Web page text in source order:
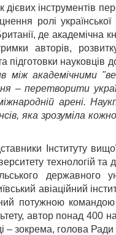
дієвих інструментів
ролі
де академічна
авторів,
науковців
між академічними
– перетворити
арені.
яка зрозуміла
Інституту
технологій
державного
авіаційний
потужною
автор понад 400
– зокрема, голова